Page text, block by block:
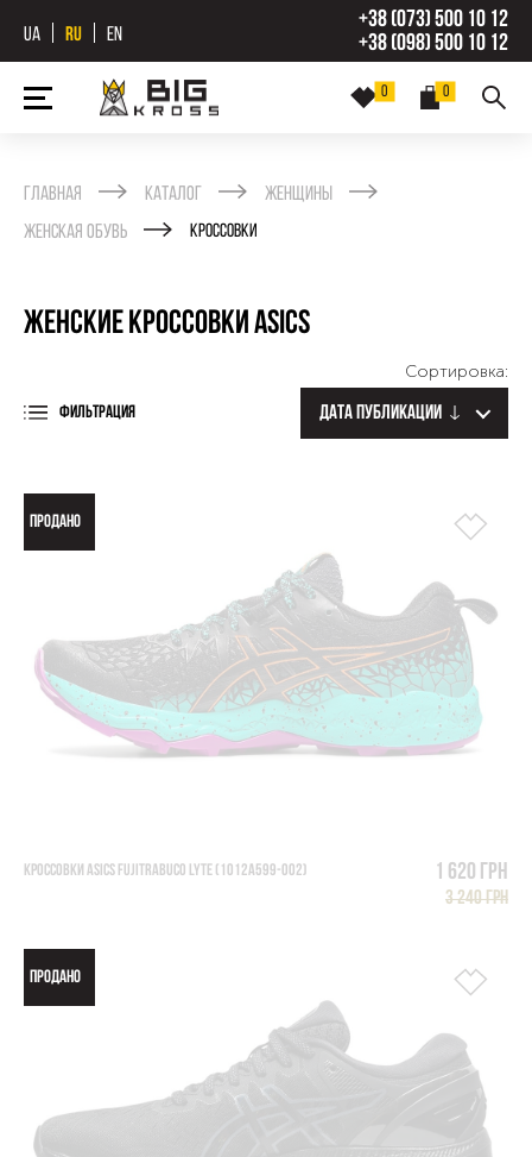
UA RU EN
+38 (073) 500 10 12
+38 (098) 500 10 12
0
0
Главная Каталог
Женщины
Женская обувь
Кроссовки
Женские кроссовки Asics
ФИЛЬТРАЦИЯ
Сортировка:
Дата публикации
ПРОДАНО
КРОССОВКИ ASICS FUJITRABUCO LYTE (1012A599-002) 1 620 грн
3 240 грн
ПРОДАНО